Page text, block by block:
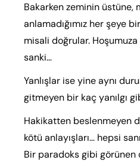
Bakarken zeminin üstüne,
anlamadığımız her şeye
misali doğrular.
sanki…
Yanlışlar ise yine aynı
gitmeyen bir kaç yanılgı
Hakikatten beslenmeyen
kötü anlayışları… hepsi
Bir paradoks gibi görünen